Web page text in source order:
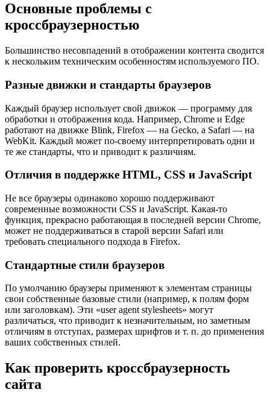
Основные проблемы с
кроссбраузерностью
Большинство несовпадений в отображении контента сводится
к нескольким техническим особенностям используемого ПО.
Разные движки и стандарты браузеров
Каждый браузер использует свой движок — программу для
обработки и отображения кода. Например, Chrome и Edge
работают на движке Blink, Firefox — на Gecko, а Safari — на
WebKit. Каждый может по-своему интерпретировать одни и
те же стандарты, что и приводит к различиям.
Отличия в поддержке HTML, CSS и JavaScript
Не все браузеры одинаково хорошо поддерживают
современные возможности CSS и JavaScript. Какая-то
функция, прекрасно работающая в последней версии Chrome,
может не поддерживаться в старой версии Safari или
требовать специального подхода в Firefox.
Стандартные стили браузеров
По умолчанию браузеры применяют к элементам страницы
свои собственные базовые стили (например, к полям форм
или заголовкам). Эти «user agent stylesheets» могут
различаться, что приводит к незначительным, но заметным
отличиям в отступах, размерах шрифтов и т. п. до применения
ваших собственных стилей.
Как проверить кроссбраузерность
сайта